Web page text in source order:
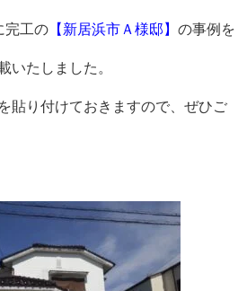
完工の 【 新居浜市Ａ様邸】 の事例を
いたしました。
貼り付けておきますので、ぜひご